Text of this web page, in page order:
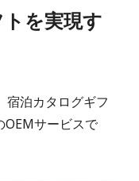
を実現す
宿泊カタログギフ
OEMサービスで